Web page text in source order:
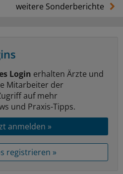
weitere Sonderberichte
Login erhalten Ärzte und
Mitarbeiter der
auf mehr
und Praxis-Tipps.
anmelden »
registrieren »